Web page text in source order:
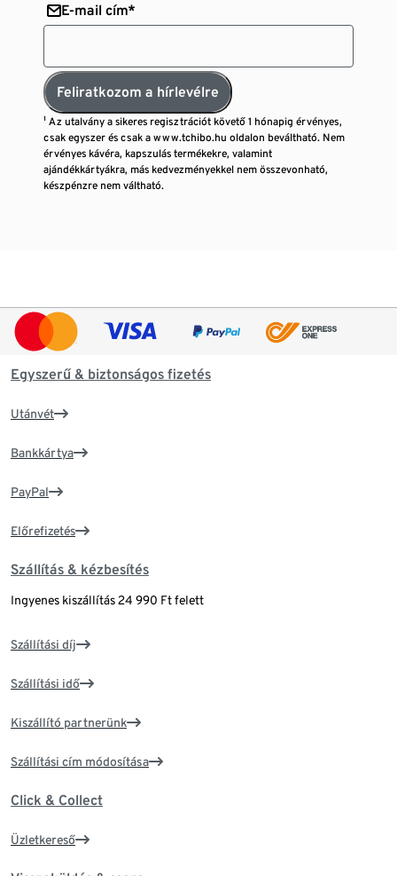
E-mail cím*
Feliratkozom a hírlevélre
¹ Az utalvány a sikeres regisztrációt követő 1 hónapig érvényes,
csak egyszer és csak a www.tchibo.hu oldalon beváltható. Nem
érvényes kávéra, kapszulás termékekre, valamint
ajándékkártyákra, más kedvezményekkel nem összevonható,
készpénzre nem váltható.
Egyszerű & biztonságos fizetés
Utánvét
Bankkártya
PayPal
Előrefizetés
Szállítás & kézbesítés
Ingyenes kiszállítás 24 990 Ft felett
Szállítási díj
Szállítási idő
Kiszállító partnerünk
Szállítási cím módosítása
Click & Collect
Üzletkereső